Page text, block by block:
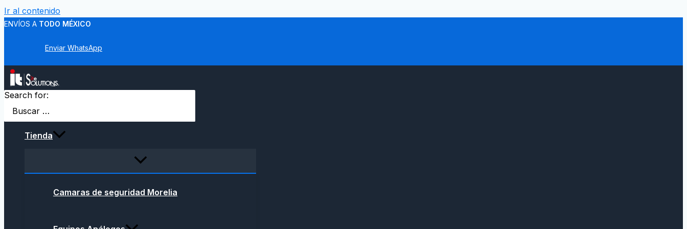
Ir al contenido
ENVÍOS A TODO MÉXICO
Enviar WhatsApp
Search for:
Tienda
Camaras de seguridad Morelia